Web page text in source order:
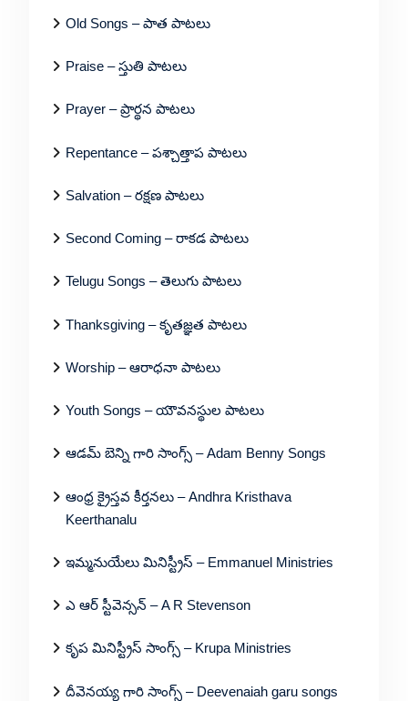
Old Songs – పాత పాటలు
Praise – స్తుతి పాటలు
Prayer – ప్రార్థన పాటలు
Repentance – పశ్చాత్తాప పాటలు
Salvation – రక్షణ పాటలు
Second Coming – రాకడ పాటలు
Telugu Songs – తెలుగు పాటలు
Thanksgiving – కృతజ్ఞత పాటలు
Worship – ఆరాధనా పాటలు
Youth Songs – యౌవనస్థుల పాటలు
ఆడమ్ బెన్ని గారి సాంగ్స్ – Adam Benny Songs
ఆంధ్ర క్రైస్తవ కీర్తనలు – Andhra Kristhava
Keerthanalu
ఇమ్మనుయేలు మినిస్ట్రీస్ – Emmanuel Ministries
ఎ ఆర్ స్టీవెన్సన్ – A R Stevenson
కృప మినిస్ట్రీస్ సాంగ్స్ – Krupa Ministries
దీవెనయ్య గారి సాంగ్స్ – Deevenaiah garu songs